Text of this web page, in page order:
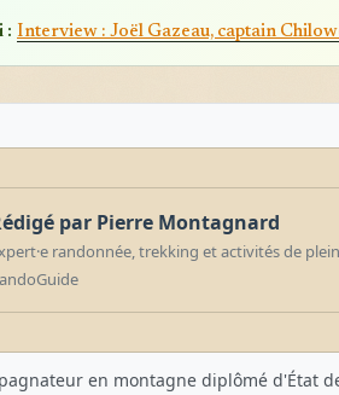
: Interview : Joël Gazeau, captain
par Pierre Montagnard
randonnée, trekking et activités de
en montagne diplômé d'État